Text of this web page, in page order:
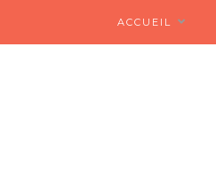
ACCUEIL